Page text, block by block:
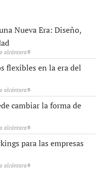
Nueva Era: Diseño,
alcántara®
flexibles en la era del
alcántara®
cambiar la forma de
alcántara®
para las empresas
alcántara®